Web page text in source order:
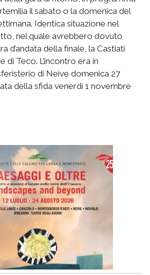
il sabato o la domenica del
Identica situazione nel
nel quale avrebbero dovuto
d’andata della finale, la Castiati
di Teco. L’incontro era in
di Neive domenica 27
della sfida venerdì 1 novembre